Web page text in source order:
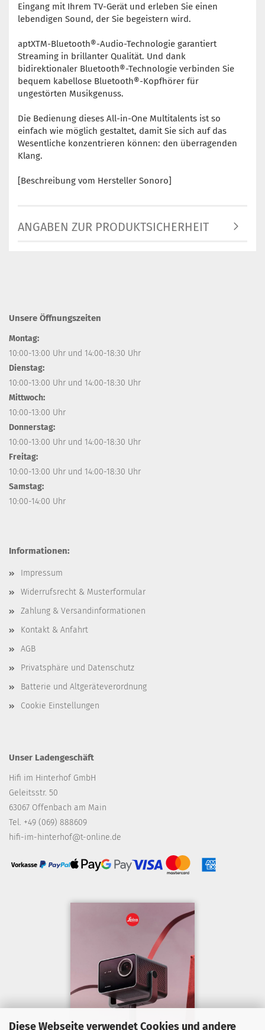
Diese Webseite verwendet Cookies und andere
Eingang mit Ihrem TV-Gerät und erleben Sie einen
lebendigen Sound, der Sie begeistern wird.
aptXTM-Bluetooth®-Audio-Technologie garantiert
Streaming in brillanter Qualität. Und dank
bidirektionaler Bluetooth®-Technologie verbinden Sie
bequem kabellose Bluetooth®-Kopfhörer für
ungestörten Musikgenuss.
Die Bedienung dieses All-in-One Multitalents ist so
einfach wie möglich gestaltet, damit Sie sich auf das
Wesentliche konzentrieren können: den überragenden
Klang.
[Beschreibung vom Hersteller Sonoro]
ANGABEN ZUR PRODUKTSICHERHEIT
Unsere Öffnungszeiten
Montag:
10:00-13:00 Uhr und 14:00-18:30 Uhr
Dienstag:
10:00-13:00 Uhr und 14:00-18:30 Uhr
Mittwoch:
10:00-13:00 Uhr
Donnerstag:
10:00-13:00 Uhr und 14:00-18:30 Uhr
Freitag:
10:00-13:00 Uhr und 14:00-18:30 Uhr
Samstag:
10:00-14:00 Uhr
Informationen:
Impressum
Widerrufsrecht & Musterformular
Zahlung & Versandinformationen
Kontakt & Anfahrt
AGB
Privatsphäre und Datenschutz
Batterie und Altgeräteverordnung
Cookie Einstellungen
Unser Ladengeschäft
Hifi im Hinterhof GmbH
Geleitsstr. 50
63067 Offenbach am Main
Tel. +49 (069) 888609
hifi-im-hinterhof@t-online.de
Vorkasse